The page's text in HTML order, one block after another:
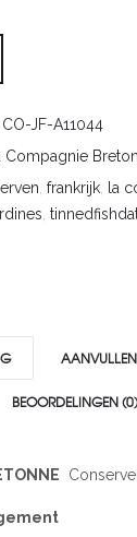
CO-JF-A11044
Compagnie
frankrijk la
BEOORDELINGEN (0)